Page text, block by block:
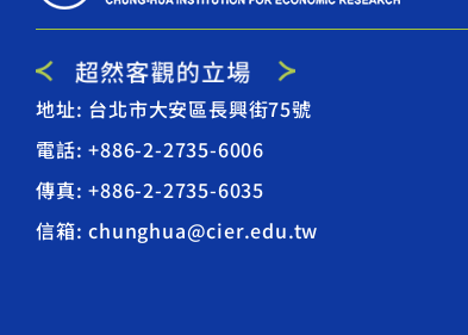
地址: 台北市大安區長興街75號
電話: +886-2-2735-6006
傳真: +886-2-2735-6035
信箱: chunghua@cier.edu.tw